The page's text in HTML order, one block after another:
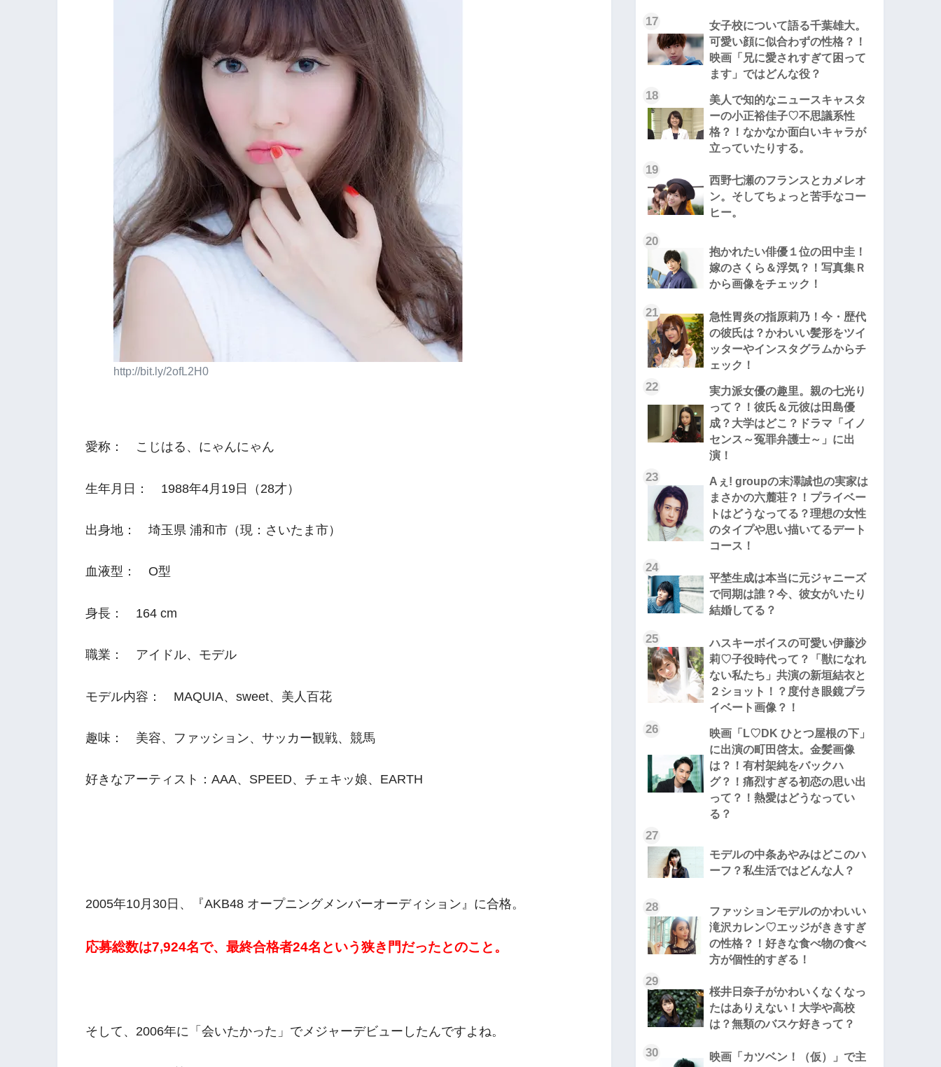
http://bit.ly/2ofL2H0
愛称： こじはる、にゃんにゃん
生年月日： 1988年4月19日（28才）
出身地： 埼玉県 浦和市（現：さいたま市）
血液型： O型
身長： 164 cm
職業： アイドル、モデル
モデル内容： MAQUIA、sweet、美人百花
趣味： 美容、ファッション、サッカー観戦、競馬
好きなアーティスト：AAA、SPEED、チェキッ娘、EARTH
2005年10月30日、『AKB48 オープニングメンバーオーディション』に合格。
応募総数は7,924名で、最終合格者24名という狭き門だったとのこと。
そして、2006年に「会いたかった」でメジャーデビューしたんですよね。
17
女子校について語る千葉雄大。
可愛い顔に似合わずの性格？！
映画「兄に愛されすぎて困って
ます」ではどんな役？
18
美人で知的なニュースキャスタ
ーの小正裕佳子♡不思議系性
格？！なかなか面白いキャラが
立っていたりする。
19
西野七瀬のフランスとカメレオ
ン。そしてちょっと苦手なコー
ヒー。
20
抱かれたい俳優１位の田中圭！
嫁のさくら＆浮気？！写真集Ｒ
から画像をチェック！
21
急性胃炎の指原莉乃！今・歴代
の彼氏は？かわいい髪形をツイ
ッターやインスタグラムからチ
ェック！
22
実力派女優の趣里。親の七光り
って？！彼氏＆元彼は田島優
成？大学はどこ？ドラマ「イノ
センス～冤罪弁護士～」に出
演！
23
Aぇ! groupの末澤誠也の実家は
まさかの六麓荘？！プライベー
トはどうなってる？理想の女性
のタイプや思い描いてるデート
コース！
24
平埜生成は本当に元ジャニーズ
で同期は誰？今、彼女がいたり
結婚してる？
25
ハスキーボイスの可愛い伊藤沙
莉♡子役時代って？「獣になれ
ない私たち」共演の新垣結衣と
２ショット！？度付き眼鏡プラ
イベート画像？！
26
映画「L♡DK ひとつ屋根の下」
に出演の町田啓太。金髪画像
は？！有村架純をバックハ
グ？！痛烈すぎる初恋の思い出
って？！熱愛はどうなってい
る？
27
モデルの中条あやみはどこのハ
ーフ？私生活ではどんな人？
28
ファッションモデルのかわいい
滝沢カレン♡エッジがききすぎ
の性格？！好きな食べ物の食べ
方が個性的すぎる！
29
桜井日奈子がかわいくなくなっ
たはありえない！大学や高校
は？無類のバスケ好きって？
30 映画「カツベン！（仮）」で主